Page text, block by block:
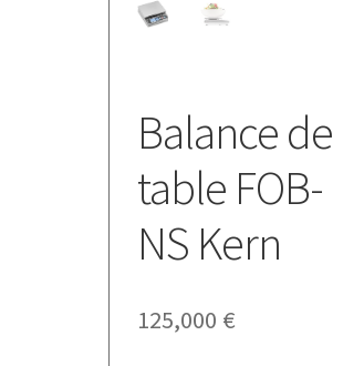
Balance de
table FOB-
NS Kern
125,000 €